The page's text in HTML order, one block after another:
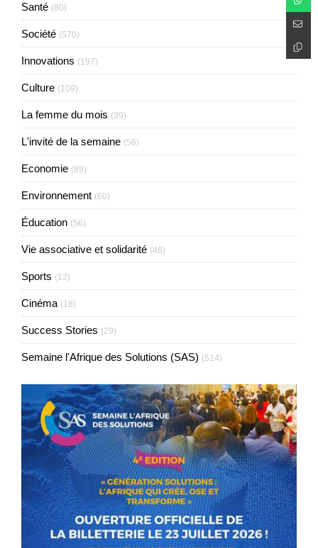
Santé (80)
Société (570)
Innovations (197)
Culture (109)
La femme du mois (39)
L'invité de la semaine (56)
Economie (89)
Environnement (60)
Éducation (56)
Vie associative et solidarité (46)
Sports (12)
Cinéma (18)
Success Stories (29)
Semaine l'Afrique des Solutions (SAS) (514)